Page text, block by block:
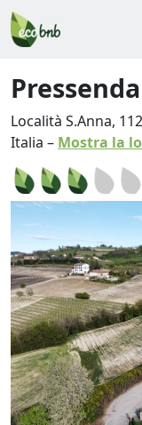
Pressenda
Località S.Anna, 112
Italia – Mostra la